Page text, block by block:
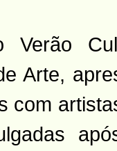
Verão
Arte,
com